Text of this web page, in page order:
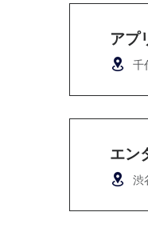
アプ
千
エン
渋